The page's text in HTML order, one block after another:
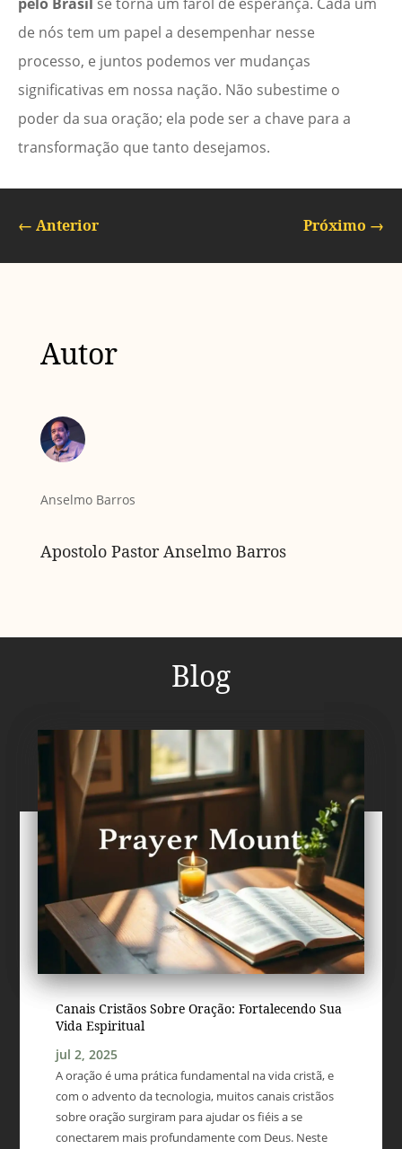
de nós tem um papel a desempenhar nesse
processo, e juntos podemos ver mudanças
significativas em nossa nação. Não subestime o
poder da sua oração; ela pode ser a chave para a
transformação que tanto desejamos.
← Anterior Próximo →
Autor
Anselmo Barros
Apostolo Pastor Anselmo Barros
Blog
Canais Cristãos Sobre Oração: Fortalecendo Sua
Vida Espiritual
jul 2, 2025
A oração é uma prática fundamental na vida cristã, e
com o advento da tecnologia, muitos canais cristãos
sobre oração surgiram para ajudar os fiéis a se
conectarem mais profundamente com Deus. Neste